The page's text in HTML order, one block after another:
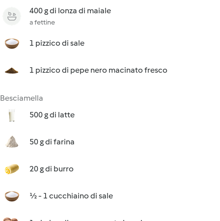
400 g di lonza di maiale
a fettine
1 pizzico di sale
1 pizzico di pepe nero macinato fresco
Besciamella
500 g di latte
50 g di farina
20 g di burro
½ - 1 cucchiaino di sale